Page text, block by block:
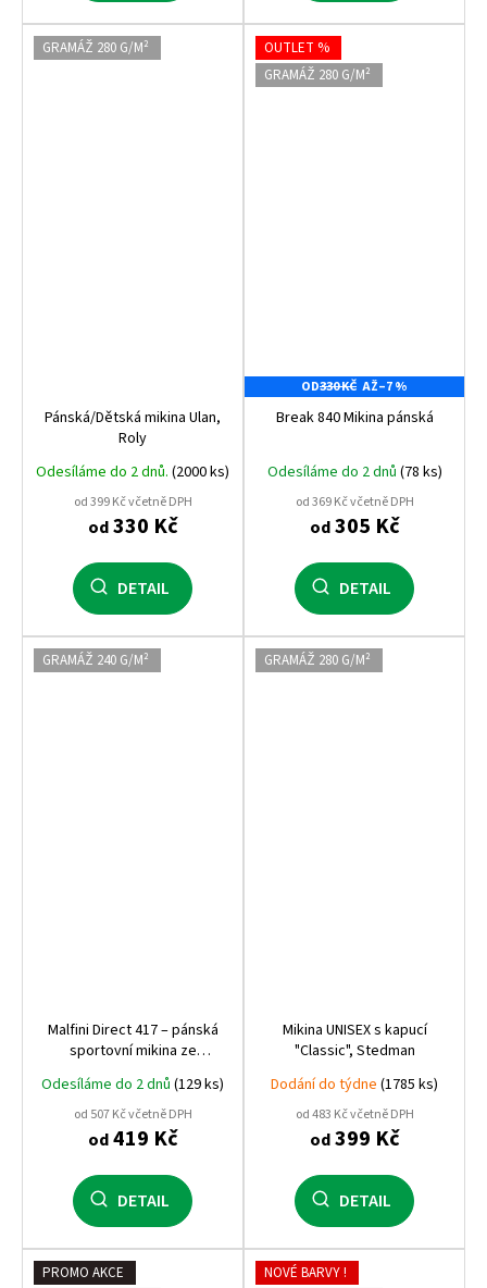
GRAMÁŽ 280 G/M²
Pánská/Dětská mikina Ulan,
Roly
Odesíláme do 2 dnů. (2000 ks)
od 399 Kč včetně DPH
od330 Kč
DETAIL
OUTLET %
GRAMÁŽ 280 G/M²
OD330 KČ AŽ–7 %
Break 840 Mikina pánská
Odesíláme do 2 dnů (78 ks)
od 369 Kč včetně DPH
od305 Kč
DETAIL
GRAMÁŽ 240 G/M²
Malfini Direct 417 – pánská
sportovní mikina ze
fleecu, 240 g,
rychleschnoucí, prémiová
kvalita Malfini
Odesíláme do 2 dnů (129 ks)
od 507 Kč včetně DPH
od419 Kč
DETAIL
GRAMÁŽ 280 G/M²
Mikina UNISEX s kapucí
"Classic", Stedman
Dodání do týdne (1785 ks)
od 483 Kč včetně DPH
od399 Kč
DETAIL
PROMO AKCE
NOVÉ BARVY !